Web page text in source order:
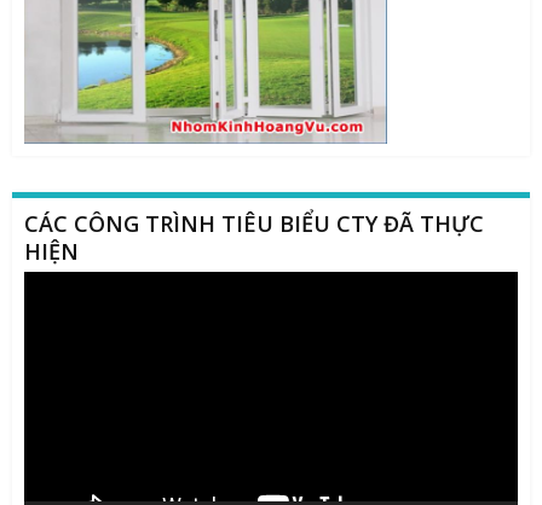
CÁC CÔNG TRÌNH TIÊU BIỂU CTY ĐÃ THỰC
HIỆN